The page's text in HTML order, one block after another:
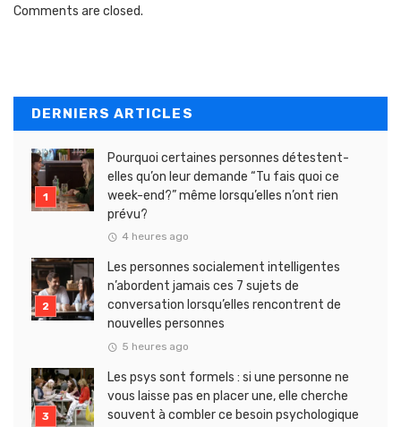
Comments are closed.
DERNIERS ARTICLES
Pourquoi certaines personnes détestent-
elles qu’on leur demande “Tu fais quoi ce
week-end?” même lorsqu’elles n’ont rien
prévu?
4 heures ago
Les personnes socialement intelligentes
n’abordent jamais ces 7 sujets de
conversation lorsqu’elles rencontrent de
nouvelles personnes
5 heures ago
Les psys sont formels : si une personne ne
vous laisse pas en placer une, elle cherche
souvent à combler ce besoin psychologique